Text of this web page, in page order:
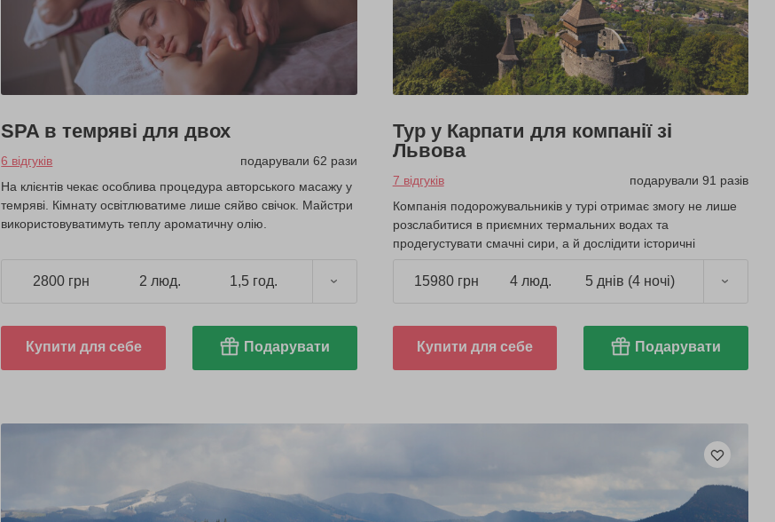
SPA в темряві для двох
6 відгуків
подарували 62 рази
На клієнтів чекає особлива процедура авторського масажу у
темряві. Кімнату освітлюватиме лише сяйво свічок. Майстри
використовуватимуть теплу ароматичну олію.
2800 грн 2 люд. 1,5 год.
Купити для себе Подарувати
Тур у Карпати для компанії зі
Львова
7 відгуків
подарували 91 разів
Компанія подорожувальників у турі отримає змогу не лише
розслабитися в приємних термальних водах та
продегустувати смачні сири, а й дослідити історичні
15980 грн 4 люд. 5 днів (4 ночі)
Купити для себе Подарувати